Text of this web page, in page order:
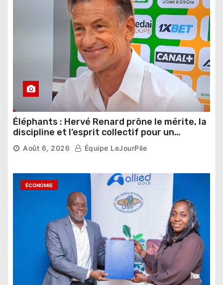
Éléphants : Hervé Renard prône le mérite, la
discipline et l’esprit collectif pour un
nouveau départ
Août 6, 2026 Équipe LeJourPile
ÉCONOMIE